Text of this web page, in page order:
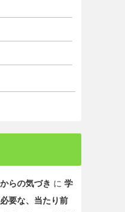
らの気づき に 学
要な、当たり前